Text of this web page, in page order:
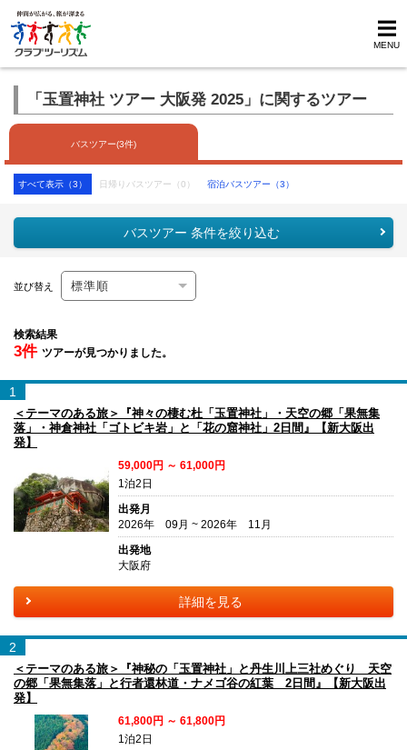
MENU
「玉置神社 ツアー 大阪発 2025」に関するツアー
バスツアー(3件)
すべて表示（3） 日帰りバスツアー（0） 宿泊バスツアー（3）
バスツアー 条件を絞り込む
並び替え
検索結果
3件 ツアーが見つかりました。
1
＜テーマのある旅＞『神々の棲む杜「玉置神社」・天空の郷「果無集
落」・神倉神社「ゴトビキ岩」と「花の窟神社」2日間』【新大阪出
発】
59,000円 ～ 61,000円
1泊2日
出発月
2026年 09月 ~ 2026年 11月
出発地
大阪府
詳細を見る
2
＜テーマのある旅＞『神秘の「玉置神社」と丹生川上三社めぐり 天空
の郷「果無集落」と行者還林道・ナメゴ谷の紅葉 2日間』【新大阪出
発】
61,800円 ～ 61,800円
1泊2日